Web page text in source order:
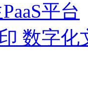
平台
数字化